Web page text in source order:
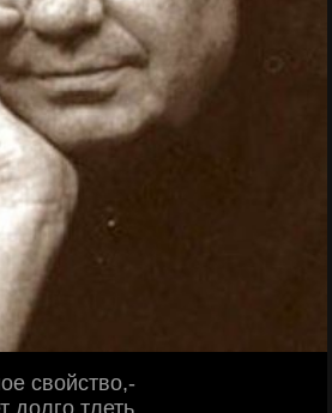
свойство,-
долго тлеть.